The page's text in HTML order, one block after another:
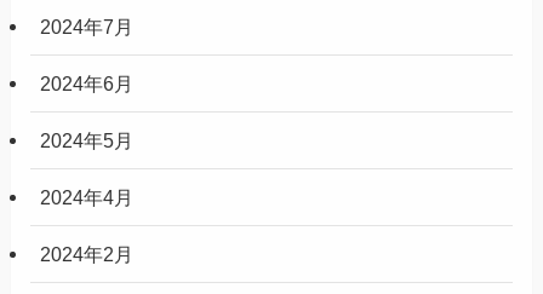
2024年7月
2024年6月
2024年5月
2024年4月
2024年2月